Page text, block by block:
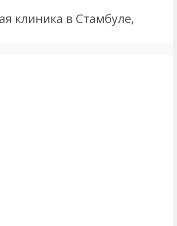
клиника в Стамбуле,